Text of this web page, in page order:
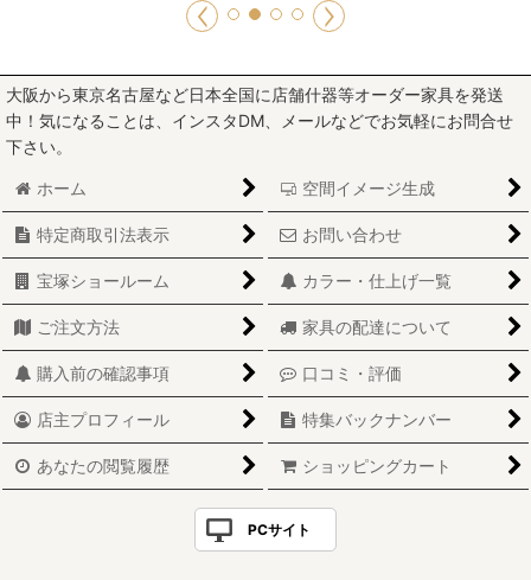
大阪から東京名古屋など日本全国に店舗什器等オーダー家具を発送
中！気になることは、インスタDM、メールなどでお気軽にお問合せ
下さい。
ホーム 空間イメージ生成
特定商取引法表示 お問い合わせ
宝塚ショールーム カラー・仕上げ一覧
ご注文方法 家具の配達について
購入前の確認事項 口コミ・評価
店主プロフィール 特集バックナンバー
あなたの閲覧履歴 ショッピングカート
PCサイト